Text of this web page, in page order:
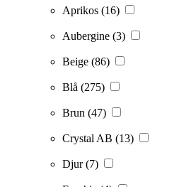
Aprikos (16)
Aubergine (3)
Beige (86)
Blå (275)
Brun (47)
Crystal AB (13)
Djur(7)